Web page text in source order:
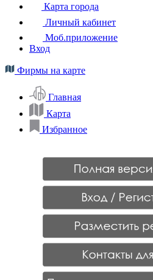
Карта города
Личный кабинет
Моб.приложение
Вход
Фирмы на карте
Главная
Карта
Избранное